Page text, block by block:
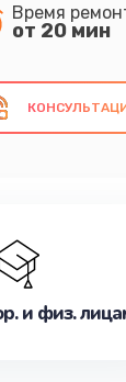
Время
от 20 мин
и физ.